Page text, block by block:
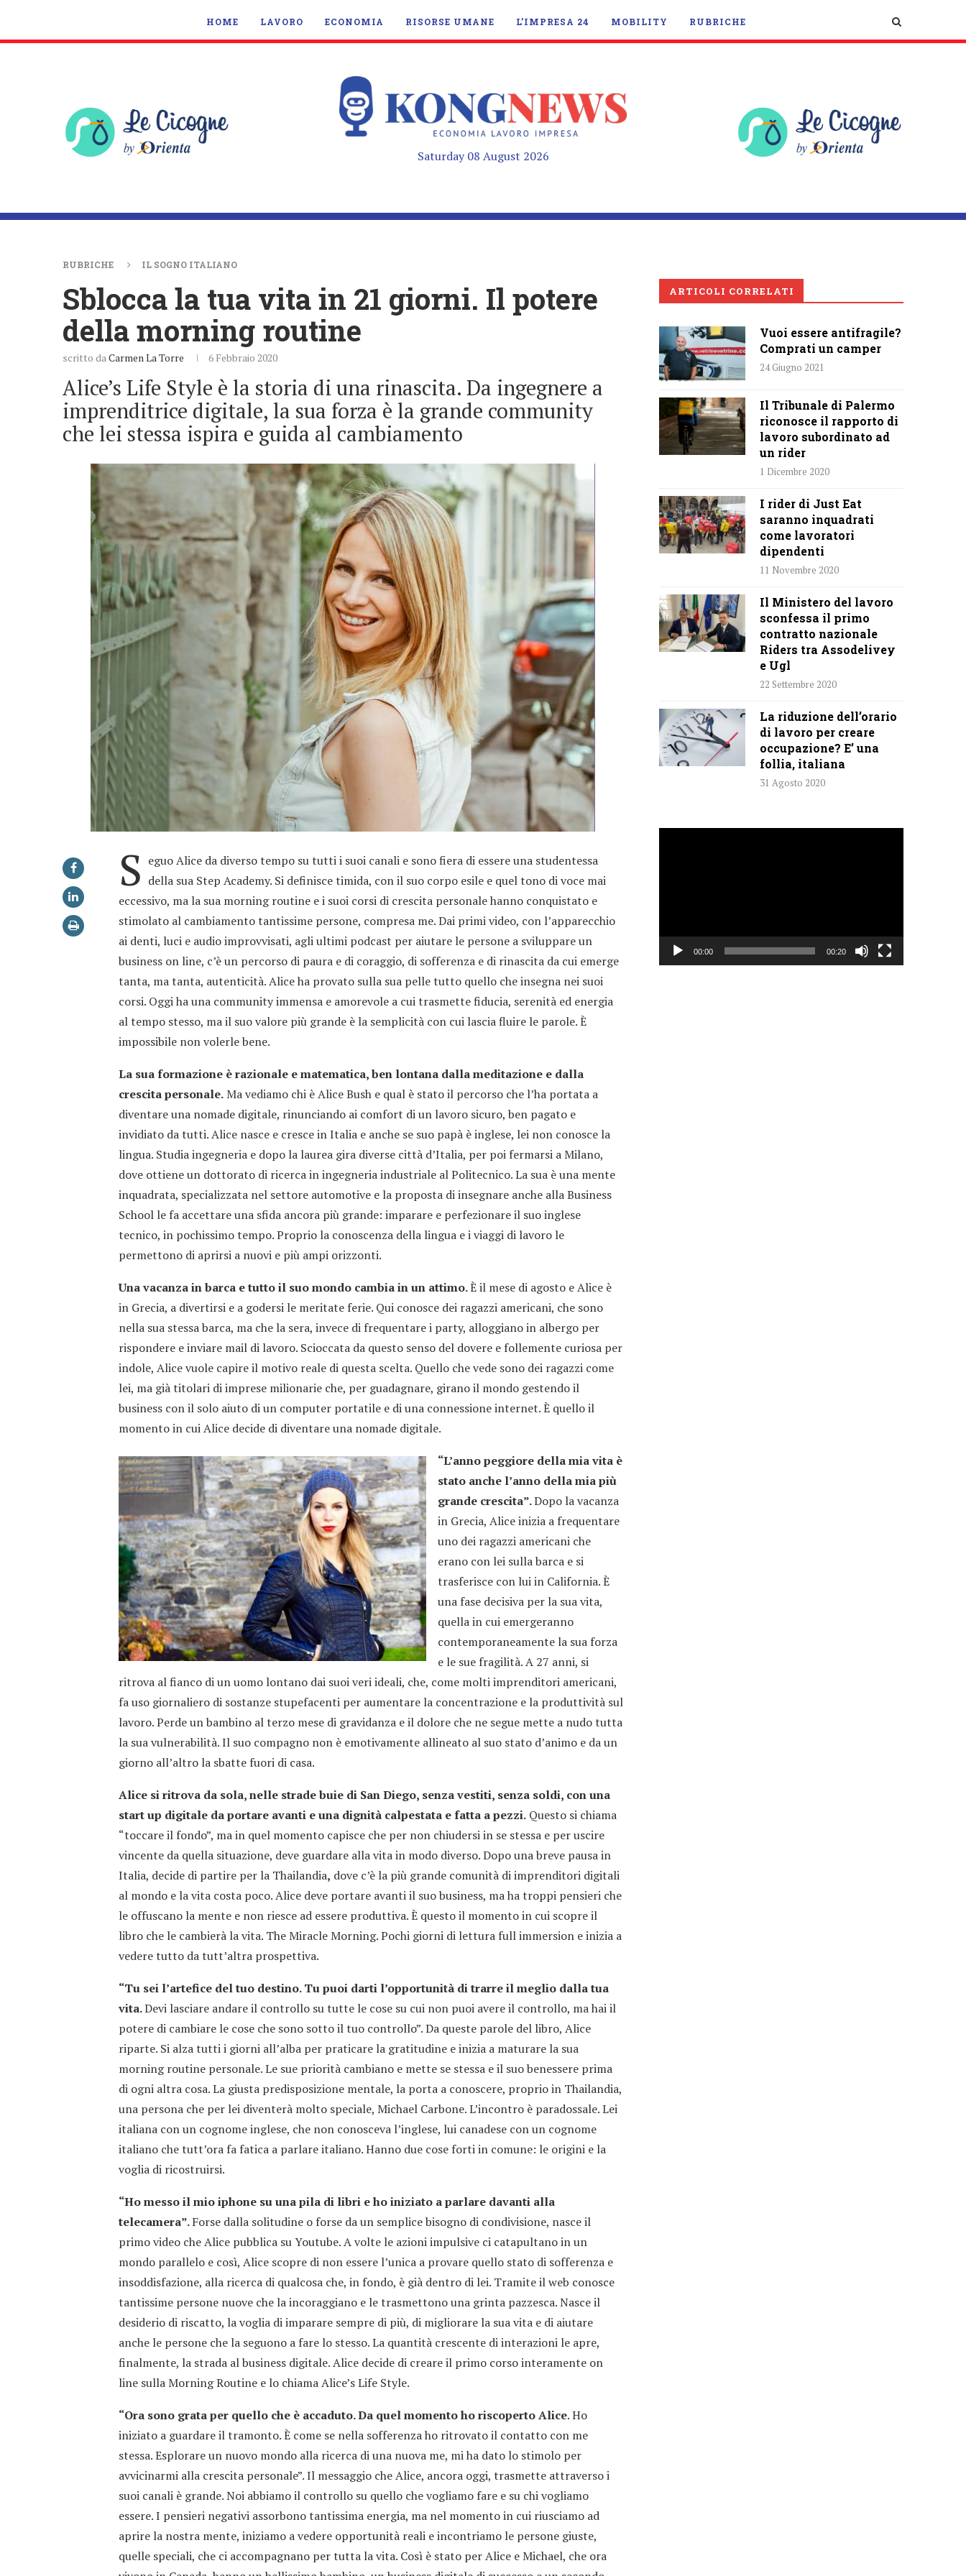
HOME LAVORO ECONOMIA RISORSE UMANE L’IMPRESA 24 MOBILITY RUBRICHE
Saturday 08 August 2026
RUBRICHE IL SOGNO ITALIANO
Sblocca la tua vita in 21 giorni. Il potere
della morning routine
scritto daCarmen La Torre 6 Febbraio 2020
Alice’s Life Style è la storia di una rinascita. Da ingegnere a
imprenditrice digitale, la sua forza è la grande community
che lei stessa ispira e guida al cambiamento
S eguo Alice da diverso tempo su tutti i suoi canali e sono fiera di essere una studentessa
della sua Step Academy. Si definisce timida, con il suo corpo esile e quel tono di voce mai
eccessivo, ma la sua morning routine e i suoi corsi di crescita personale hanno conquistato e
stimolato al cambiamento tantissime persone, compresa me. Dai primi video, con l’apparecchio
ai denti, luci e audio improvvisati, agli ultimi podcast per aiutare le persone a sviluppare un
business on line, c’è un percorso di paura e di coraggio, di sofferenza e di rinascita da cui emerge
tanta, ma tanta, autenticità. Alice ha provato sulla sua pelle tutto quello che insegna nei suoi
corsi. Oggi ha una community immensa e amorevole a cui trasmette fiducia, serenità ed energia
al tempo stesso, ma il suo valore più grande è la semplicità con cui lascia fluire le parole. È
impossibile non volerle bene.
La sua formazione è razionale e matematica, ben lontana dalla meditazione e dalla
crescita personale.Ma vediamo chi è Alice Bush e qual è stato il percorso che l’ha portata a
diventare una nomade digitale, rinunciando ai comfort di un lavoro sicuro, ben pagato e
invidiato da tutti. Alice nasce e cresce in Italia e anche se suo papà è inglese, lei non conosce la
lingua. Studia ingegneria e dopo la laurea gira diverse città d’Italia, per poi fermarsi a Milano,
dove ottiene un dottorato di ricerca in ingegneria industriale al Politecnico. La sua è una mente
inquadrata, specializzata nel settore automotive e la proposta di insegnare anche alla Business
School le fa accettare una sfida ancora più grande: imparare e perfezionare il suo inglese
tecnico, in pochissimo tempo. Proprio la conoscenza della lingua e i viaggi di lavoro le
permettono di aprirsi a nuovi e più ampi orizzonti.
Una vacanza in barca e tutto il suo mondo cambia in un attimo.È il mese di agosto e Alice è
in Grecia, a divertirsi e a godersi le meritate ferie. Qui conosce dei ragazzi americani, che sono
nella sua stessa barca, ma che la sera, invece di frequentare i party, alloggiano in albergo per
rispondere e inviare mail di lavoro. Scioccata da questo senso del dovere e follemente curiosa per
indole, Alice vuole capire il motivo reale di questa scelta. Quello che vede sono dei ragazzi come
lei, ma già titolari di imprese milionarie che, per guadagnare, girano il mondo gestendo il
business con il solo aiuto di un computer portatile e di una connessione internet. È quello il
momento in cui Alice decide di diventare una nomade digitale.
“L’anno peggiore della mia vita è
stato anche l’anno della mia più
grande crescita”.Dopo la vacanza
in Grecia, Alice inizia a frequentare
uno dei ragazzi americani che
erano con lei sulla barca e si
trasferisce con lui in California. È
una fase decisiva per la sua vita,
quella in cui emergeranno
contemporaneamente la sua forza
e le sue fragilità. A 27 anni, si
ritrova al fianco di un uomo lontano dai suoi veri ideali, che, come molti imprenditori americani,
fa uso giornaliero di sostanze stupefacenti per aumentare la concentrazione e la produttività sul
lavoro. Perde un bambino al terzo mese di gravidanza e il dolore che ne segue mette a nudo tutta
la sua vulnerabilità. Il suo compagno non è emotivamente allineato al suo stato d’animo e da un
giorno all’altro la sbatte fuori di casa.
Alice si ritrova da sola, nelle strade buie di San Diego, senza vestiti, senza soldi, con una
start up digitale da portare avanti e una dignità calpestata e fatta a pezzi.Questo si chiama
“toccare il fondo”, ma in quel momento capisce che per non chiudersi in se stessa e per uscire
vincente da quella situazione, deve guardare alla vita in modo diverso. Dopo una breve pausa in
Italia, decide di partire per la Thailandia, dove c’è la più grande comunità di imprenditori digitali
al mondo e la vita costa poco. Alice deve portare avanti il suo business, ma ha troppi pensieri che
le offuscano la mente e non riesce ad essere produttiva. È questo il momento in cui scopre il
libro che le cambierà la vita. The Miracle Morning. Pochi giorni di lettura full immersion e inizia a
vedere tutto da tutt’altra prospettiva.
“Tu sei l’artefice del tuo destino. Tu puoi darti l’opportunità di trarre il meglio dalla tua
vita.Devi lasciare andare il controllo su tutte le cose su cui non puoi avere il controllo, ma hai il
potere di cambiare le cose che sono sotto il tuo controllo”. Da queste parole del libro, Alice
riparte. Si alza tutti i giorni all’alba per praticare la gratitudine e inizia a maturare la sua
morning routine personale. Le sue priorità cambiano e mette se stessa e il suo benessere prima
di ogni altra cosa. La giusta predisposizione mentale, la porta a conoscere, proprio in Thailandia,
una persona che per lei diventerà molto speciale, Michael Carbone. L’incontro è paradossale. Lei
italiana con un cognome inglese, che non conosceva l’inglese, lui canadese con un cognome
italiano che tutt’ora fa fatica a parlare italiano. Hanno due cose forti in comune: le origini e la
voglia di ricostruirsi.
“Ho messo il mio iphone su una pila di libri e ho iniziato a parlare davanti alla
telecamera”.Forse dalla solitudine o forse da un semplice bisogno di condivisione, nasce il
primo video che Alice pubblica su Youtube. A volte le azioni impulsive ci catapultano in un
mondo parallelo e così, Alice scopre di non essere l’unica a provare quello stato di sofferenza e
insoddisfazione, alla ricerca di qualcosa che, in fondo, è già dentro di lei. Tramite il web conosce
tantissime persone nuove che la incoraggiano e le trasmettono una grinta pazzesca. Nasce il
desiderio di riscatto, la voglia di imparare sempre di più, di migliorare la sua vita e di aiutare
anche le persone che la seguono a fare lo stesso. La quantità crescente di interazioni le apre,
finalmente, la strada al business digitale. Alice decide di creare il primo corso interamente on
line sulla Morning Routine e lo chiama Alice’s Life Style.
“Ora sono grata per quello che è accaduto. Da quel momento ho riscoperto Alice. Ho
iniziato a guardare il tramonto. È come se nella sofferenza ho ritrovato il contatto con me
stessa. Esplorare un nuovo mondo alla ricerca di una nuova me, mi ha dato lo stimolo per
avvicinarmi alla crescita personale”. Il messaggio che Alice, ancora oggi, trasmette attraverso i
suoi canali è grande. Noi abbiamo il controllo su quello che vogliamo fare e su chi vogliamo
essere. I pensieri negativi assorbono tantissima energia, ma nel momento in cui riusciamo ad
aprire la nostra mente, iniziamo a vedere opportunità reali e incontriamo le persone giuste,
quelle speciali, che ci accompagnano per tutta la vita. Così è stato per Alice e Michael, che ora
ARTICOLI CORRELATI
Vuoi essere antifragile?
Comprati un camper
24 Giugno 2021
Il Tribunale di Palermo
riconosce il rapporto di
lavoro subordinato ad
un rider
1 Dicembre 2020
I rider di Just Eat
saranno inquadrati
come lavoratori
dipendenti
11 Novembre 2020
Il Ministero del lavoro
sconfessa il primo
contratto nazionale
Riders tra Assodelivey
e Ugl
22 Settembre 2020
La riduzione dell’orario
di lavoro per creare
occupazione? E’ una
follia, italiana
31 Agosto 2020
00:00 00:20